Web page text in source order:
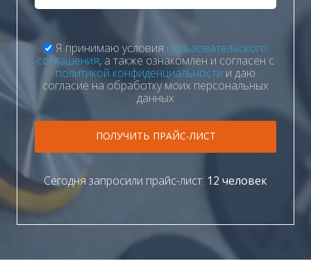
Я принимаю условия пользовательского
соглашения, а также ознакомлен и согласен с
политикой конфиденциальности и даю
согласие на обработку моих персональных
данных
ПОЛУЧИТЬ ПРАЙС-ЛИСТ
Сегодня запросили прайс-лист: 12 человек